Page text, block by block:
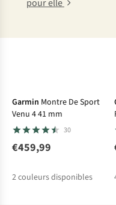
pour elle
Garmin Montre De Sport
Venu 4 41 mm
30
€459,99
2couleurs disponibles